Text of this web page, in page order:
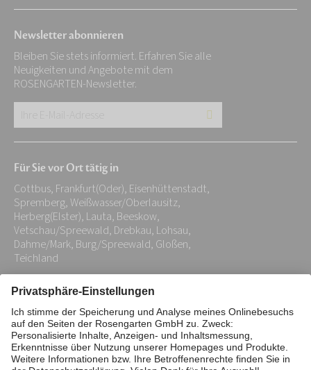
Newsletter abonnieren
Bleiben Sie stets informiert. Erfahren Sie alle
Neuigkeiten und Angebote mit dem
ROSENGARTEN-Newsletter.
Adresse:
*
Für Sie vor Ort tätig in
Cottbus, Frankfurt(Oder), Eisenhüttenstadt,
Spremberg, Weißwasser/Oberlausitz,
Herberg(Elster), Lauta, Beeskow,
Vetschau/Spreewald, Drebkau, Lohsau,
Dahme/Mark, Burg/Spreewald, Gloßen,
Teichland
Impressum Datenschutz
Stiftung
Interne Meldestelle
Zahlungsmittel
Barrierefreiheitserklärung
Vertrag widerrufen